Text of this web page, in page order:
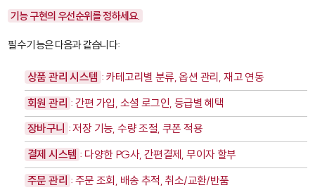
기능 구현의 우선순위를 정하세요.
필수 기능은 다음과 같습니다:
상품 관리 시스템 : 카테고리별 분류, 옵션 관리, 재고 연동
회원 관리 : 간편 가입, 소셜 로그인, 등급별 혜택
장바구니 : 저장 기능, 수량 조절, 쿠폰 적용
결제 시스템 : 다양한 PG사, 간편결제, 무이자 할부
주문 관리 : 주문 조회, 배송 추적, 취소/교환/반품